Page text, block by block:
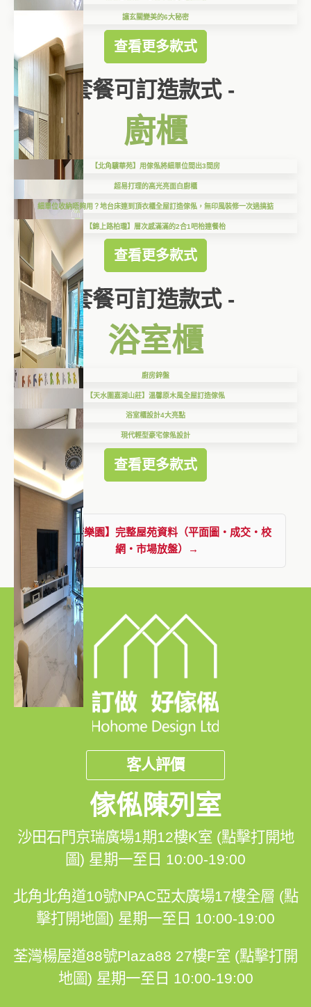
讓玄關變美的6大秘密
查看更多款式
套餐可訂造款式 -
廚櫃
【北角驥華苑】用傢俬將細單位間出3間房
超易打理的高光亮面白廚櫃
細單位收納唔夠用？地台床連到頂衣櫃全屋訂造傢俬，無印風裝修一次過搞掂
【錦上路柏瓏】層次感滿滿的2合1吧枱連餐枱
查看更多款式
套餐可訂造款式 -
浴室櫃
廚房鋅盤
【天水圍嘉湖山莊】溫馨原木風全屋訂造傢俬
浴室櫃設計4大亮點
現代輕型豪宅傢俬設計
查看更多款式
查看【康樂園】完整屋苑資料（平面圖・成交・校
網・市場放盤）→
客人評價
傢俬陳列室
沙田石門京瑞廣場1期12樓K室 (點擊打開地
圖) 星期一至日 10:00-19:00
北角北角道10號NPAC亞太廣場17樓全層 (點
擊打開地圖) 星期一至日 10:00-19:00
荃灣楊屋道88號Plaza88 27樓F室 (點擊打開
地圖) 星期一至日 10:00-19:00